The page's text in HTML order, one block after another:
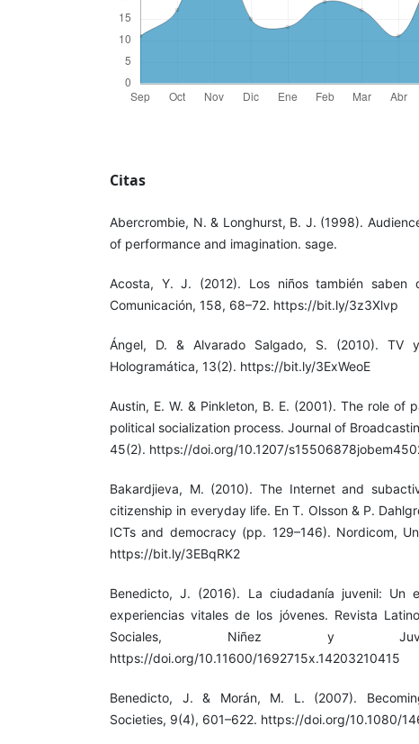
Citas
Abercrombie, N. & Longhurst, B. J. (1998).
of performance and imagination. sage.
Acosta, Y. J. (2012). Los niños también saben
Comunicación, 158, 68–72. https://bit.ly/3z3Xlvp
Ángel, D. & Alvarado Salgado, S. (2010). TV
Hologramática, 13(2). https://bit.ly/3ExWeoE
Austin, E. W. & Pinkleton, B. E. (2001). The role of
political socialization process. Journal of
45(2). https://doi.org/10.1207/
Bakardjieva, M. (2010). The Internet and
citizenship in everyday life. En T. Olsson & P.
ICTs and democracy (pp. 129–146). Nordicom,
https://bit.ly/3EBqRK2
Benedicto, J. (2016). La ciudadanía juvenil: Un
experiencias vitales de los jóvenes. Revista
Sociales, Niñez y
https://doi.org/10.11600/1692715x.14203210415
Benedicto, J. & Morán, M. L. (2007).
Societies, 9(4), 601–622. https://doi.org/10.1080/